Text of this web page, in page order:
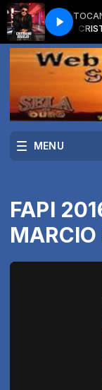
MENU
FAPI
MARCIO